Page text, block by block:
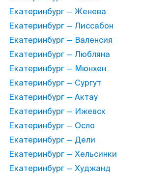
Екатеринбург — Женева
Екатеринбург — Лиссабон
Екатеринбург — Валенсия
Екатеринбург — Любляна
Екатеринбург — Мюнхен
Екатеринбург — Сургут
Екатеринбург — Актау
Екатеринбург — Ижевск
Екатеринбург — Осло
Екатеринбург — Дели
Екатеринбург — Хельсинки
Екатеринбург — Худжанд